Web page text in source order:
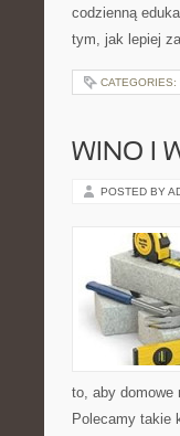
codzienną
tym, jak lepiej
CATEGORIES:
WINO I
POSTED BY
to, aby domowe
Polecamy takie